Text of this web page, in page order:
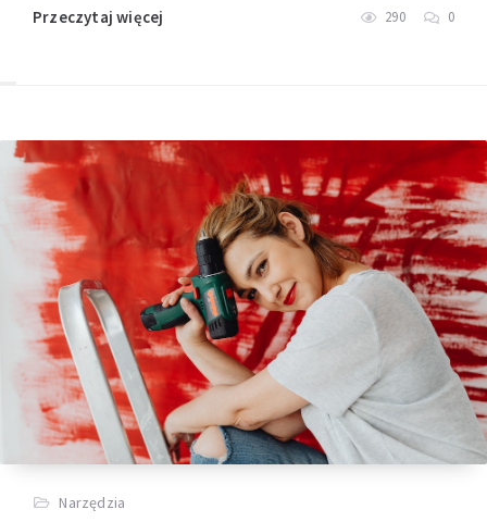
Przeczytaj więcej 290 0
Narzędzia